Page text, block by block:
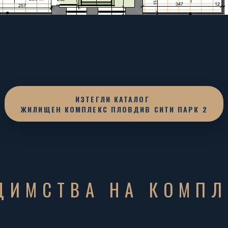
ИЗТЕГЛИ КАТАЛОГ
ЖИЛИЩЕН КОМПЛЕКС ПЛОВДИВ СИТИ ПАРК 2
НА